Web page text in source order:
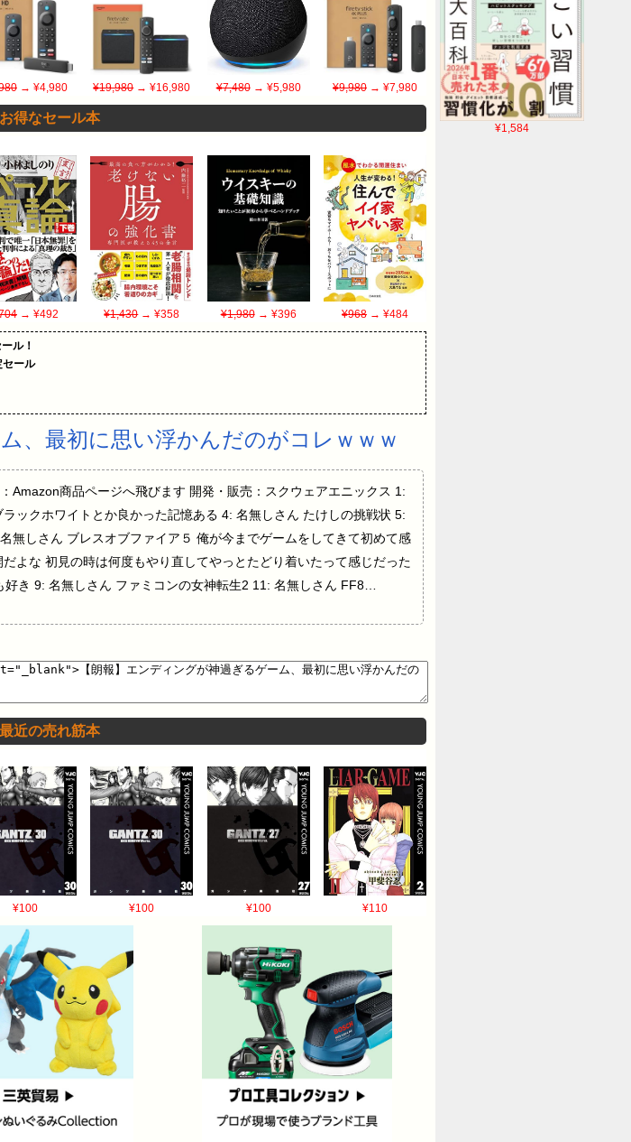
¥1,584
→ ¥4,980 ¥19,980→ ¥16,980 ¥7,480→ ¥5,980 ¥9,980→ ¥7,980
得なセール本
→ ¥492 ¥1,430→ ¥358 ¥1,980→ ¥396 ¥968→ ¥484
ル！
セール
、最初に思い浮かんだのがコレｗｗｗ
Amazon商品ページへ飛びます 開発・販売：スクウェアエニックス 1:
ックホワイトとか良かった記憶ある 4: 名無しさん たけしの挑戦状 5:
しさん ブレスオブファイア５ 俺が今までゲームをしてきて初めて感
よな 初見の時は何度もやり直してやっとたどり着いたって感じだった
き 9: 名無しさん ファミコンの女神転生2 11: 名無しさん FF8…
近の売れ筋本
¥100 ¥100 ¥100 ¥110